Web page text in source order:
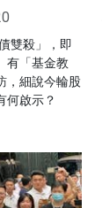
雙殺」，即
有「基金教
，細說今輪股
何啟示？